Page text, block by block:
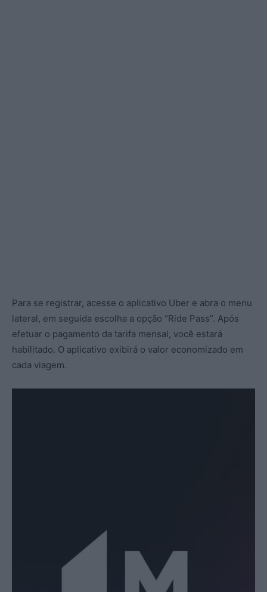
Para se registrar, acesse o aplicativo Uber e abra o menu
lateral, em seguida escolha a opção “Ride Pass”. Após
efetuar o pagamento da tarifa mensal, você estará
habilitado. O aplicativo exibirá o valor economizado em
cada viagem.